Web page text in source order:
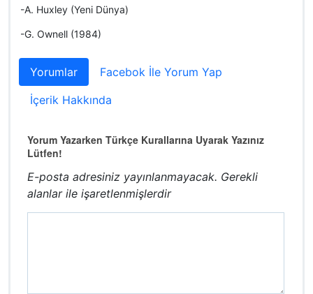
-A. Huxley (Yeni Dünya)
-G. Ownell (1984)
Yorumlar
Facebok İle Yorum Yap
İçerik Hakkında
Yorum Yazarken Türkçe Kurallarına Uyarak Yazınız
Lütfen!
E-posta adresiniz yayınlanmayacak. Gerekli
alanlar ile işaretlenmişlerdir